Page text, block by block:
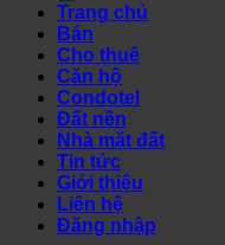
Trang chủ
Bán
Cho thuê
Căn hộ
Condotel
Đất nền
Nhà mặt đất
Tin tức
Giới thiệu
Liên hệ
Đăng nhập